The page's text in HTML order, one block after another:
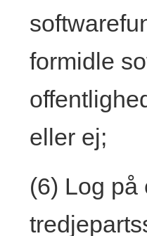
formidle
eller ej;
(6) Log på